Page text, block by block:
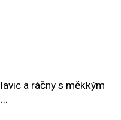
a ráčny s měkkým